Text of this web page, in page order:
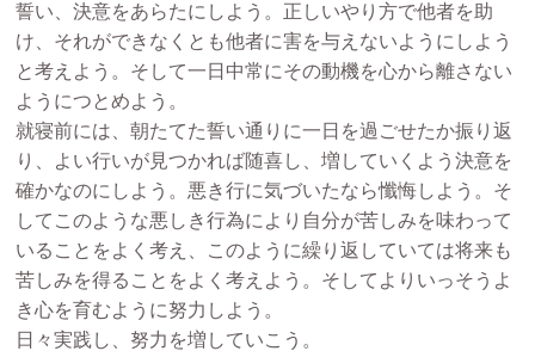
誓い、決意をあらたにしよう。正しいやり方で他者を助
け、それができなくとも他者に害を与えないようにしよう
と考えよう。そして一日中常にその動機を心から離さない
ようにつとめよう。
就寝前には、朝たてた誓い通りに一日を過ごせたか振り返
り、よい行いが見つかれば随喜し、増していくよう決意を
確かなのにしよう。悪き行に気づいたなら懺悔しよう。そ
してこのような悪しき行為により自分が苦しみを味わって
いることをよく考え、このように繰り返していては将来も
苦しみを得ることをよく考えよう。そしてよりいっそうよ
き心を育むように努力しよう。
日々実践し、努力を増していこう。